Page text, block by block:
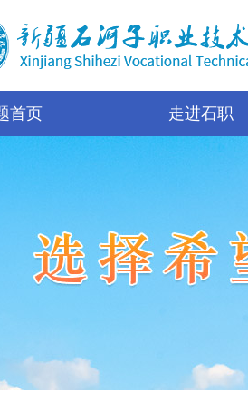
首页 走进石职
学院简介